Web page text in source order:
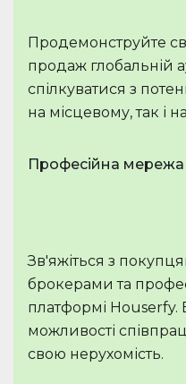
Продемонструйте
продаж глобальній
спілкуватися з
на місцевому, так і
Професійна мережа
Зв'яжіться з
брокерами та
платформі Houserfy.
можливості
свою нерухомість.